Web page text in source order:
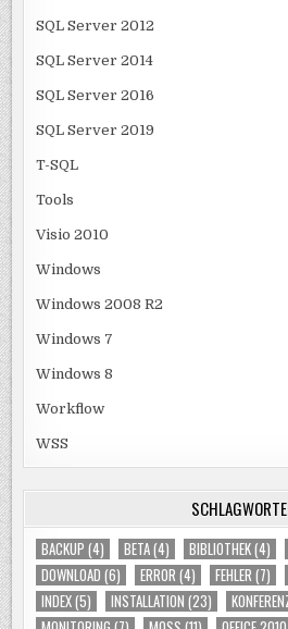
SQL Server 2012
SQL Server 2014
SQL Server 2016
SQL Server 2019
T-SQL
Tools
Visio 2010
Windows
Windows 2008 R2
Windows 7
Windows 8
Workflow
WSS
BACKUP (4) BETA(4) BIBLIOTHEK(4)
DOWNLOAD (6) ERROR (4) FEHLER (7)
INDEX(5) INSTALLATION (23)